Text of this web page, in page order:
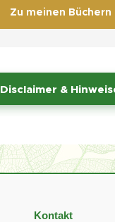
📚 Zu meinen Büchern
Disclaimer &
Kontakt